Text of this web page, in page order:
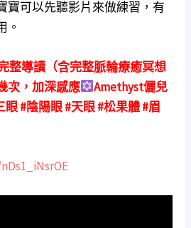
寶可以先聽影片來做練習，有
。
整導讀（含完整脈輪療癒冥想
次，加深感應
Amethyst儷兒
眼 #陰陽眼 #天眼 #松果體 #眉